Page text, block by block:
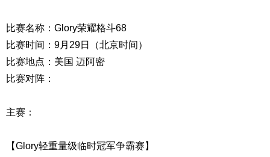
比赛名称：Glory荣耀格斗68
比赛时间：9月29日（北京时间）
比赛地点：美国 迈阿密
比赛对阵：
主赛：
【Glory轻重量级临时冠军争霸赛】